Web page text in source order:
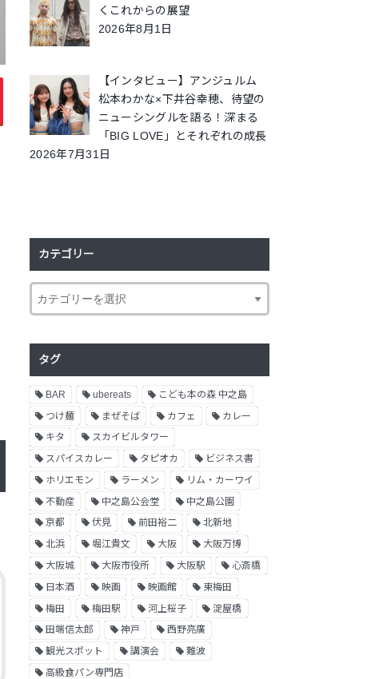
くこれからの展望
2026年8月1日
【インタビュー】アンジュルム
松本わかな×下井谷幸穂、待望の
ニューシングルを語る！深まる
「BIG LOVE」とそれぞれの成長
2026年7月31日
カテゴリー
タグ
BAR ubereats
こども本の森 中之島
つけ麺
まぜそば カフェ
カレー
キタ
スカイビルタワー
スパイスカレー
タピオカ
ビジネス書
ホリエモン
ラーメン
リム・カーワイ
不動産
中之島公会堂
中之島公園
京都
伏見 前田裕二
北新地
北浜
堀江貴文 大阪
大阪万博
大阪城
大阪市役所 大阪駅
心斎橋
日本酒
映画 映画館
東梅田
梅田
梅田駅 河上桜子
淀屋橋
田端信太郎
神戸
西野亮廣
観光スポット
講演会
難波
高級食パン専門店